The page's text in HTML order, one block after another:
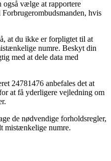
også vælge at rapportere
hvis
at du ikke er forpligtet til at
numre. Beskyt din
med at dele data med
24781476 anbefales det at
at få yderligere vejledning om
de nødvendige forholdsregler,
mistænkelige numre.